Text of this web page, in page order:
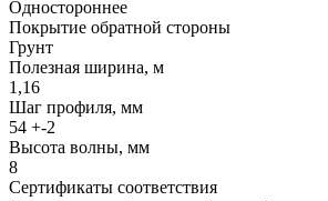
Одностороннее
Покрытие обратной стороны
Грунт
Полезная ширина, м
1,16
Шаг профиля, мм
54 +-2
Высота волны, мм
8
Сертификаты соответствия